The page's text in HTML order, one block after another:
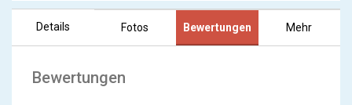
Details Fotos Bewertungen Mehr
Bewertungen